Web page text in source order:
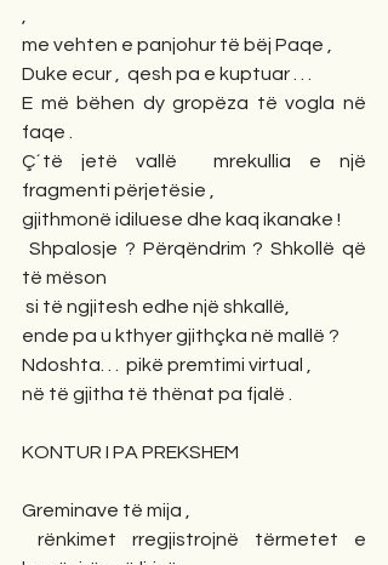
me vehten e panjohur të bëj Paqe ,
Duke ecur ,  qesh pa e kuptuar . . .
E më bëhen dy gropëza të vogla në
faqe .
Ç´të jetë vallë  mrekullia e një
fragmenti përjetësie ,
gjithmonë idiluese dhe kaq ikanake !
Shpalosje ? Përqëndrim ? Shkollë që
të mëson
si të ngjitesh edhe një shkallë,
ende pa u kthyer gjithçka në mallë ?
Ndoshta. . .  pikë premtimi virtual ,
në të gjitha të thënat pa fjalë .
KONTUR I PA PREKSHEM
Greminave të mija ,
rënkimet rregjistrojnë tërmetet e